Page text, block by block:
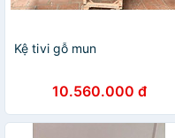
Kệ tivi gỗ mun
10.560.000 đ